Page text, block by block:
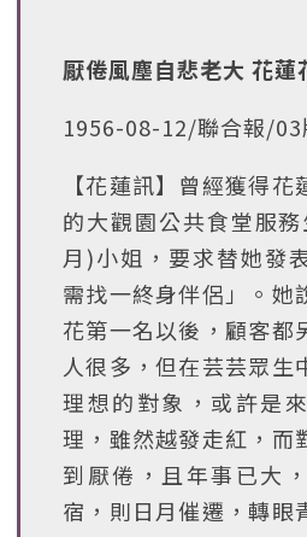
厭倦風塵自悲老大 花蓮
1956-08-12/聯合報/
【花蓮訊】曾經獲得花
的大觀園公共食堂服
月)小姐，要求替她發
需找一終身伴侶」。她
花第一名以後，顧客都
人很多，但在芸芸眾生
理想的對象，或許是
理，雖然越發走紅，而
到厭倦，且年事已大
宿，則日月催遷，轉眼